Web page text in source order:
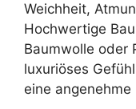
Weichheit,
Hochwertige
Baumwolle oder
luxuriöses
eine